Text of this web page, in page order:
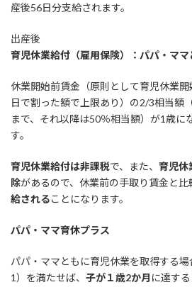
産後56日分支給されます。
出産後
育児休業給付（雇用保険）：パパ・ママ
休業開始前賃金（原則として育児休業
日で割った額で上限あり）の2/3相当額
まで、それ以降は50％相当額）が1歳に
す。
育児休業給付は非課税で、また、 育児休
除があるので、休業前の手取り賃金と比
給されることになります。
パパ・ママ育休プラス
パパ・ママともに育児休業を取得する
1）を満たせば、 子が１歳2か月 に達す